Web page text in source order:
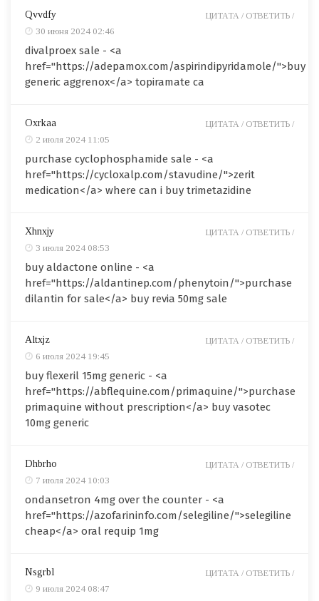
Qvvdfy
30 июня 2024 02:46
divalproex sale - <a
href="https://adepamox.com/aspirindipyridamole/">buy
generic aggrenox</a> topiramate ca
ЦИТАТА / ОТВЕТИТЬ /
Oxrkaa
2 июля 2024 11:05
purchase cyclophosphamide sale - <a
href="https://cycloxalp.com/stavudine/">zerit
medication</a> where can i buy trimetazidine
ЦИТАТА / ОТВЕТИТЬ /
Xhnxjy
3 июля 2024 08:53
buy aldactone online - <a
href="https://aldantinep.com/phenytoin/">purchase
dilantin for sale</a> buy revia 50mg sale
ЦИТАТА / ОТВЕТИТЬ /
Altxjz
6 июля 2024 19:45
buy flexeril 15mg generic - <a
href="https://abflequine.com/primaquine/">purchase
primaquine without prescription</a> buy vasotec
10mg generic
ЦИТАТА / ОТВЕТИТЬ /
Dhbrho
7 июля 2024 10:03
ondansetron 4mg over the counter - <a
href="https://azofarininfo.com/selegiline/">selegiline
cheap</a> oral requip 1mg
ЦИТАТА / ОТВЕТИТЬ /
Nsgrbl
9 июля 2024 08:47
ЦИТАТА / ОТВЕТИТЬ /